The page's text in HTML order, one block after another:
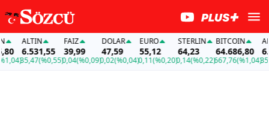
ALTIN
6.531,55
35,47(%0,55)
FAİZ
39,99
0,04(%0,09)
DOLAR
47,59
0,02(%0,04)
EURO
55,12
0,11(%0,20)
STERLIN
64,23
0,14(%0,22)
BITCOIN
64.686,80
667,76(%1,04)